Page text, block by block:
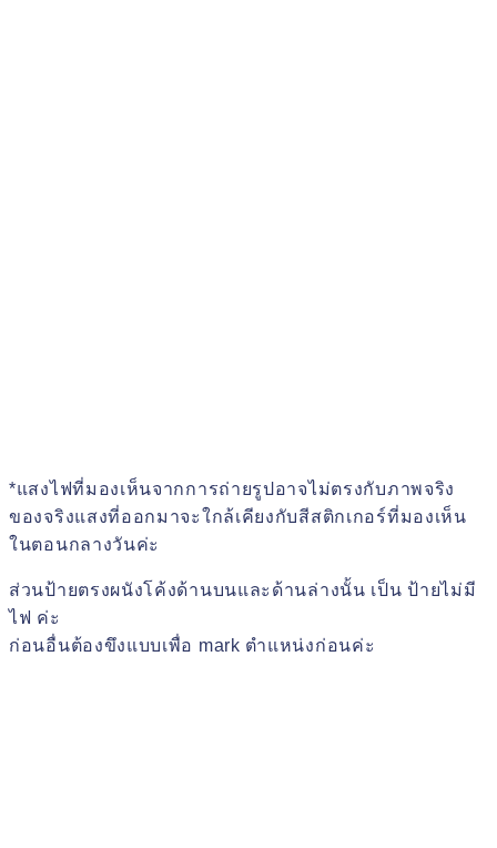
*แสงไฟที่มองเห็นจากการถ่ายรูปอาจไม่ตรงกับภาพจริง
ของจริงแสงที่ออกมาจะใกล้เคียงกับสีสติกเกอร์ที่มองเห็น
ในตอนกลางวันค่ะ
ส่วนป้ายตรงผนังโค้งด้านบนและด้านล่างนั้น เป็น ป้ายไม่มี
ไฟ ค่ะ
ก่อนอื่นต้องขึงแบบเพื่อ mark ตำแหน่งก่อนค่ะ